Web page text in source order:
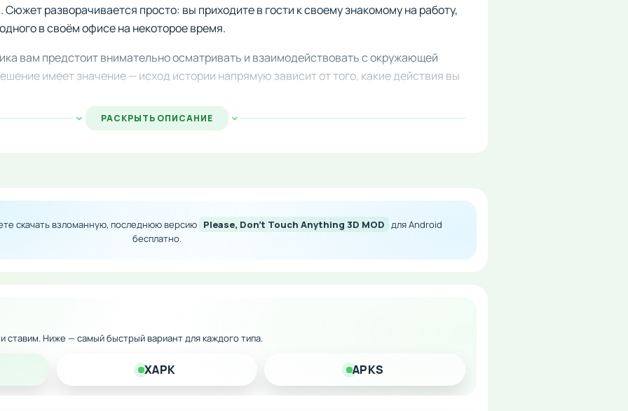
разворачивается просто: вы приходите в гости к своему знакомому на работу,
в своём офисе на некоторое время.
вам предстоит внимательно осматривать и взаимодействовать с окружающей
имеет значение — исход истории напрямую зависит от того, какие действия вы
версию на Андроид и насладитесь нестандартной головоломкой с множеством
и дополнительные интерактивные элементы
для мобильных устройств
интерфейс
РАСКРЫТЬ ОПИСАНИЕ
скачать взломанную, последнюю версию Please, Don't Touch Anything 3D MOD для Android
бесплатно.
ставим. Ниже — самый быстрый вариант для каждого типа.
XAPK APKS